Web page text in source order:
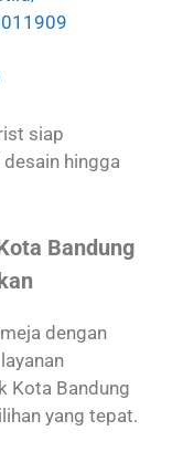
siap
hingga
Bandung
dengan
Kota Bandung
yang tepat.